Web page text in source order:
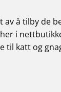
av å tilby de
i
til katt og